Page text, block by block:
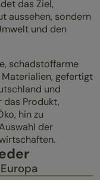
das Ziel,
aussehen, sondern
und den
schadstoffarme
gefertigt
und
das Produkt,
hin zu
der